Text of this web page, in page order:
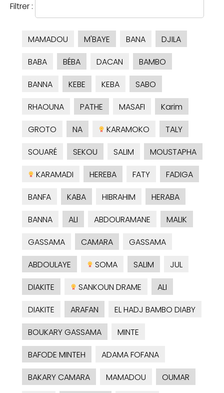
Filtrer :
MAMADOU M'BAYE BANA
DJILA
BABA
BÉBA DACAN
BAMBO
BANNA
KEBE KEBA
SABO
RHAOUNA
PATHE MASAFI
Karim
GROTO
NA KARAMOKO
TALY
SOUARÉ
SEKOU SALIM
MOUSTAPHA
KARAMADI
HEREBA FATY
FADIGA
BANFA
KABA HIBRAHIM
HERABA
BANNA
ALI ABDOURAMANE
MALIK
GASSAMA
CAMARA
GASSAMA
ABDOULAYE
SOMA SALIM
JUL
DIAKITE
SANKOUN DRAME
ALI
DIAKITE
ARAFAN
EL HADJ BAMBO DIABY
BOUKARY GASSAMA
MINTE
BAFODE MINTEH
ADAMA FOFANA
BAKARY CAMARA
MAMADOU
OUMAR